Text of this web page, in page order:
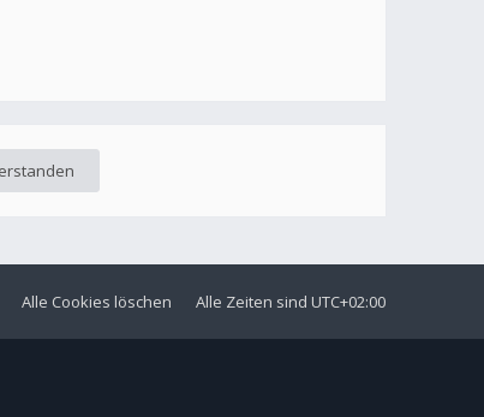
Alle Zeiten sind UTC+02:00
Alle Cookies löschen